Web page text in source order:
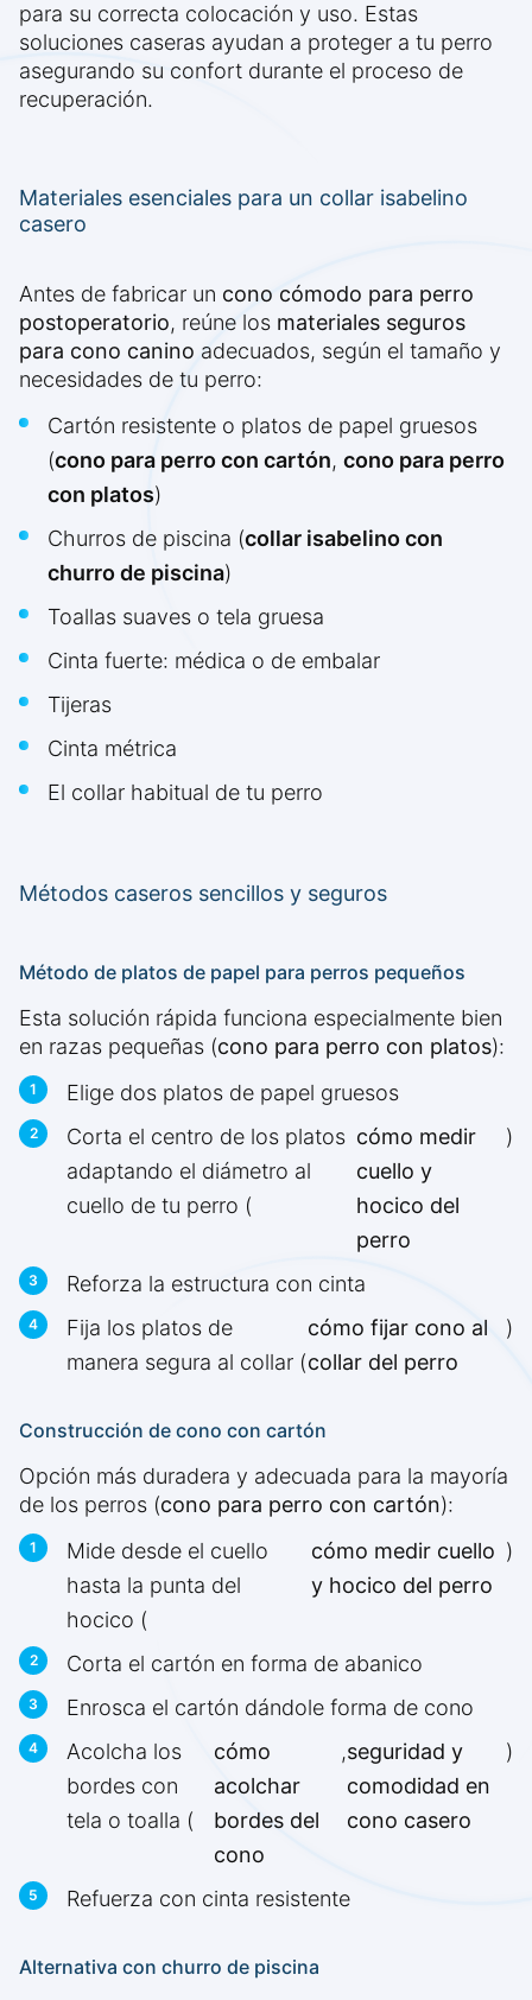
para su correcta colocación y uso. Estas
soluciones caseras ayudan a proteger a tu perro
asegurando su confort durante el proceso de
recuperación.
Materiales esenciales para un collar isabelino
casero
Antes de fabricar un cono cómodo para perro
postoperatorio, reúne los materiales seguros
para cono canino adecuados, según el tamaño y
necesidades de tu perro:
Cartón resistente o platos de papel gruesos
(cono para perro con cartón, cono para perro
con platos)
Churros de piscina (collar isabelino con
churro de piscina)
Toallas suaves o tela gruesa
Cinta fuerte: médica o de embalar
Tijeras
Cinta métrica
El collar habitual de tu perro
Métodos caseros sencillos y seguros
Método de platos de papel para perros pequeños
Esta solución rápida funciona especialmente bien
en razas pequeñas (cono para perro con platos):
Elige dos platos de papel gruesos
Corta el centro de los platos
adaptando el diámetro al
cuello de tu perro (
cómo medir
cuello y
hocico del
perro
)
Reforza la estructura con cinta
Fija los platos de
manera segura al collar (
cómo fijar cono al
collar del perro
)
Construcción de cono con cartón
Opción más duradera y adecuada para la mayoría
de los perros (cono para perro con cartón):
Mide desde el cuello
hasta la punta del
hocico (
cómo medir cuello
y hocico del perro
)
Corta el cartón en forma de abanico
Enrosca el cartón dándole forma de cono
Acolcha los
bordes con
tela o toalla (
cómo
acolchar
bordes del
cono
,seguridad y
comodidad en
cono casero
)
Refuerza con cinta resistente
Alternativa con churro de piscina